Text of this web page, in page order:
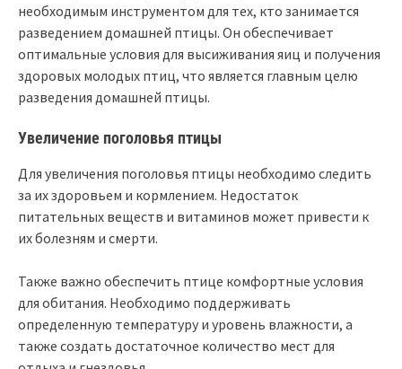
необходимым инструментом для тех, кто занимается
разведением домашней птицы. Он обеспечивает
оптимальные условия для высиживания яиц и получения
здоровых молодых птиц, что является главным целю
разведения домашней птицы.
Увеличение поголовья птицы
Для увеличения поголовья птицы необходимо следить
за их здоровьем и кормлением. Недостаток
питательных веществ и витаминов может привести к
их болезням и смерти.
Также важно обеспечить птице комфортные условия
для обитания. Необходимо поддерживать
определенную температуру и уровень влажности, а
также создать достаточное количество мест для